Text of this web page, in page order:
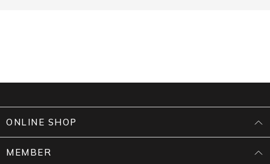
ONLINE SHOP
MEMBER